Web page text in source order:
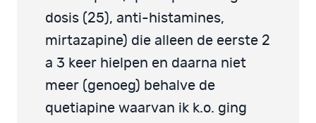
dosis (25), anti-histamines,
mirtazapine) die alleen de eerste 2
a 3 keer hielpen en daarna niet
meer (genoeg) behalve de
quetiapine waarvan ik k.o. ging